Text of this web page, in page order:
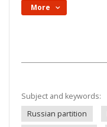
More
Subject and keywords:
Russian partition